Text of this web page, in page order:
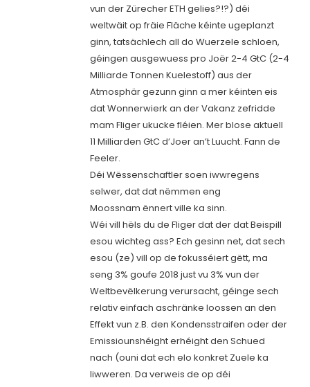
vun der Zürecher ETH gelies?!?) déi
weltwäit op fräie Fläche kéinte ugeplanzt
ginn, tatsächlech all do Wuerzele schloen,
géingen ausgewuess pro Joër 2-4 GtC (2-4
Milliarde Tonnen Kuelestoff) aus der
Atmosphär gezunn ginn a mer kéinten eis
dat Wonnerwierk an der Vakanz zefridde
mam Fliger ukucke fléien. Mer blose aktuell
11 Milliarden GtC d’Joer an’t Luucht. Fann de
Feeler.
Déi Wëssenschaftler soen iwwregens
selwer, dat dat nëmmen eng
Moossnam ënnert ville ka sinn.
Wéi vill hëls du de Fliger dat der dat Beispill
esou wichteg ass? Ech gesinn net, dat sech
esou (ze) vill op de fokusséiert gëtt, ma
seng 3% goufe 2018 just vu 3% vun der
Weltbevëlkerung verursacht, géinge sech
relativ einfach aschränke loossen an den
Effekt vun z.B. den Kondensstraifen oder der
Emissiounshéight erhéight den Schued
nach (ouni dat ech elo konkret Zuele ka
liwweren. Da verweis de op déi